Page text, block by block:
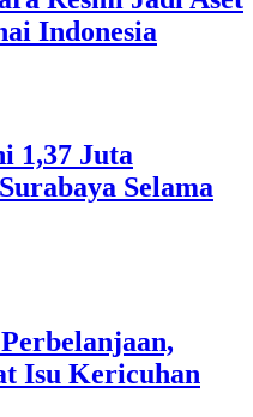
Indonesia
1,37 Juta
Selama
Isu Kericuhan